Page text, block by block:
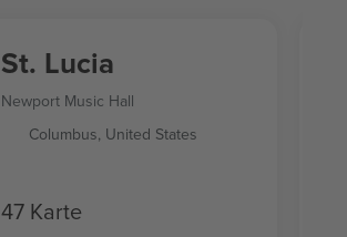
St. Lucia
Newport Music Hall
Columbus, United States
47 Karte